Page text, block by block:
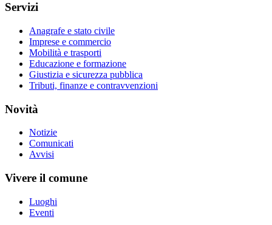
Servizi
Anagrafe e stato civile
Imprese e commercio
Mobilità e trasporti
Educazione e formazione
Giustizia e sicurezza pubblica
Tributi, finanze e contravvenzioni
Novità
Notizie
Comunicati
Avvisi
Vivere il comune
Luoghi
Eventi